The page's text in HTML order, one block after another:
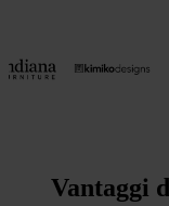
Vantaggi